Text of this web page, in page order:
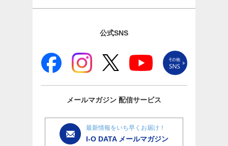
公式SNS
メールマガジン 配信サービス
最新情報をいち早くお届け！
I-O DATA メールマガジン